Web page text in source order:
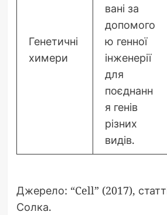
Генетичні
химери
вані за
допомого
ю генної
інженерії
для
поєднанн
я генів
різних
видів.
Джерело: “Cell” (2017),
Солка.